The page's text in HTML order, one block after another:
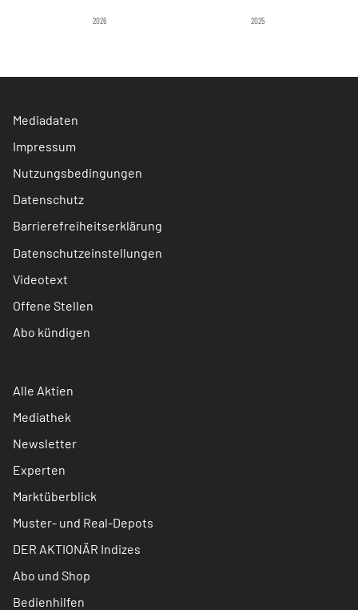
2026 2025
Mediadaten
Impressum
Nutzungsbedingungen
Datenschutz
Barrierefreiheitserklärung
Datenschutzeinstellungen
Videotext
Offene Stellen
Abo kündigen
Alle Aktien
Mediathek
Newsletter
Experten
Marktüberblick
Muster- und Real-Depots
DER AKTIONÄR Indizes
Abo und Shop
Bedienhilfen